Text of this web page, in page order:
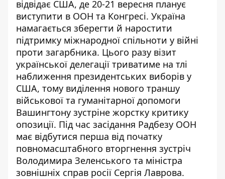
відвідає США, де 20-21 вересня планує
виступити в ООН та Конгресі. Україна
намагається зберегти й наростити
підтримку міжнародної спільноти у війні
проти загарбника. Цього разу візит
української делегації триватиме на тлі
наближення президентських виборів у
США, тому виділення нового траншу
військової та гуманітарної допомоги
Вашингтону зустріне жорстку критику
опозиції. Під час засідання Радбезу ООН
має відбутися перша від початку
повномасштабного вторгнення зустріч
Володимира Зеленського та міністра
зовнішніх справ росії Сергія Лаврова.